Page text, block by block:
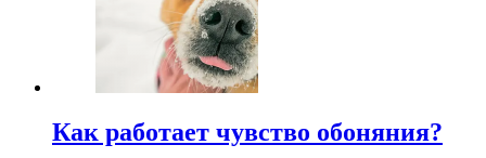
Как работает чувство обоняния?